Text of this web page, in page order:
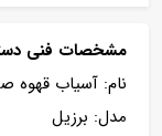
مشخصات فنی
نام: آسیاب قهوه
مدل: برزیل